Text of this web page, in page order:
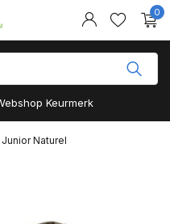
0
Keurmerk
Naturel